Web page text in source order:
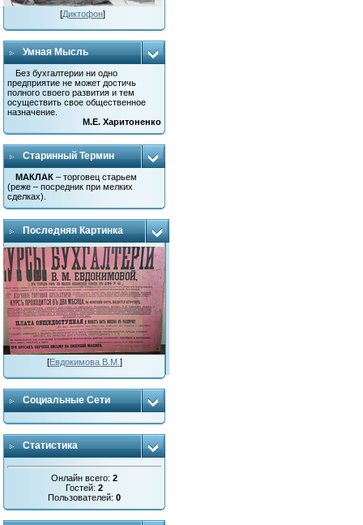
[Диктофон]
Умная Мысль
Без бухгалтерии ни одно
предприятие не может достичь
полного своего развития и тем
осуществить свое общественное
назначение.
М.Е. Харитоненко
Старинный Термин
МАКЛАК – торговец старьем
(реже – посредник при мелких
сделках).
Последняя Картинка
[Евдокимова В.М. ]
Социальные Сети
Статистика
Онлайн всего:2
Гостей:2
Пользователей:0